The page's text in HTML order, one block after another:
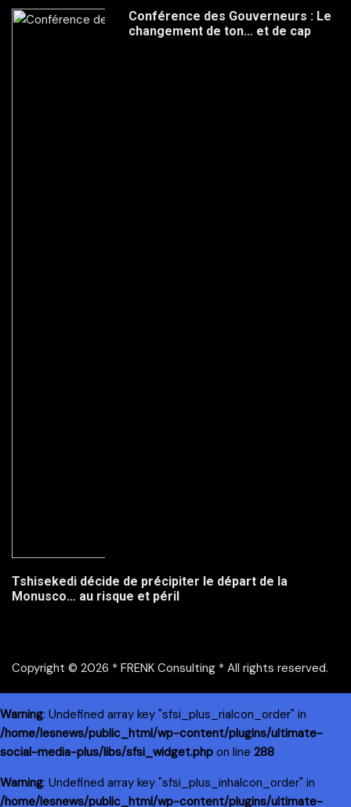
Conférence des Gouverneurs : Le
changement de ton… et de cap
Tshisekedi décide de précipiter le départ de la
Monusco… au risque et péril
Copyright © 2026 * FRENK Consulting * All rights reserved.
Warning: Undefined array key "sfsi_plus_riaIcon_order" in
/home/lesnews/public_html/wp-content/plugins/ultimate-
social-media-plus/libs/sfsi_widget.php on line 288
Warning: Undefined array key "sfsi_plus_inhaIcon_order" in
/home/lesnews/public_html/wp-content/plugins/ultimate-